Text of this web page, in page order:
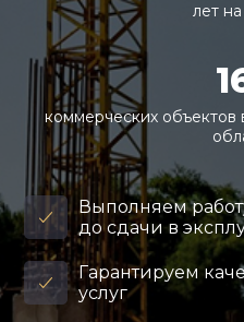
лет
коммерческих
Выполняем
до сдачи в
Гарантируем
услуг